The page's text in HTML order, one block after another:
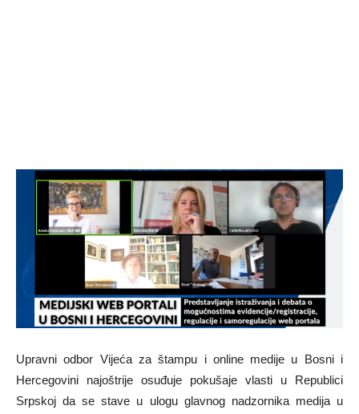
Upravni odbor Vijeća za štampu i online medije u Bosni i
Hercegovini najoštrije osuđuje pokušaje vlasti u Republici
Srpskoj da se stave u ulogu glavnog nadzornika medija u